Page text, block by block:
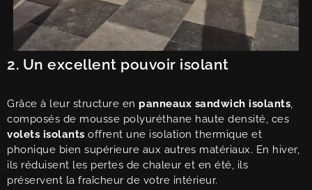
2. Un excellent pouvoir isolant
Grâce à leur structure en panneaux sandwich isolants,
composés de mousse polyuréthane haute densité, ces
volets isolants offrent une isolation thermique et
phonique bien supérieure aux autres matériaux. En hiver,
ils réduisent les pertes de chaleur et en été, ils
préservent la fraîcheur de votre intérieur.